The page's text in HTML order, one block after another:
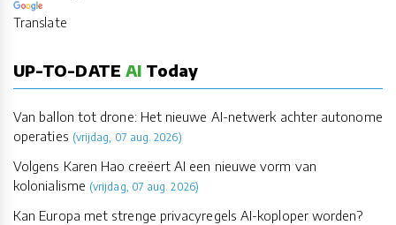
Translate
UP-TO-DATE AI Today
Van ballon tot drone: Het nieuwe AI-netwerk achter autonome
operaties (vrijdag, 07 aug. 2026)
Volgens Karen Hao creëert AI een nieuwe vorm van
kolonialisme (vrijdag, 07 aug. 2026)
Kan Europa met strenge privacyregels AI-koploper worden?